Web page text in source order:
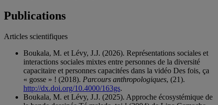
Publications
Articles scientifiques
Boukala, M. et Lévy, J.J. (2026). Représentations sociales et
interactions sociales mixtes entre personnes de la diversité
capacitaire et personnes capacitées dans la vidéo Des fois, ça
« gosse » ! (2018). Parcours anthropologiques, (21).
http://dx.doi.org/10.4000/163gs.
Boukala, M. et Lévy, J.J. (2025). Approche écosystémique de